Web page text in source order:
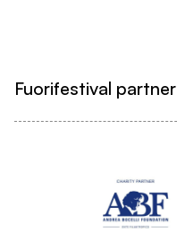
Fuorifestival partner